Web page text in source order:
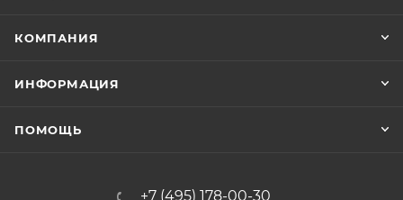
КОМПАНИЯ
ИНФОРМАЦИЯ
ПОМОЩЬ
+7 (495) 178-00-30